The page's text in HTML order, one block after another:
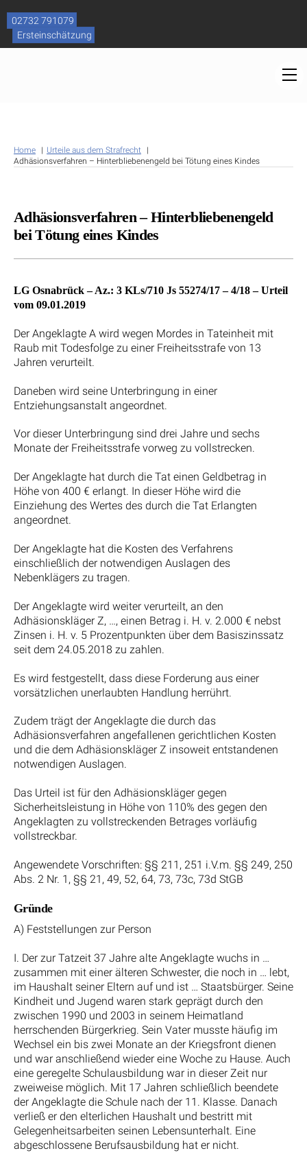
content
02732 791079
Ersteinschätzung
Home
Urteile aus dem Strafrecht
Adhäsionsverfahren – Hinterbliebenengeld bei Tötung eines Kindes
Adhäsionsverfahren – Hinterbliebenengeld
bei Tötung eines Kindes
LG Osnabrück – Az.: 3 KLs/710 Js 55274/17 – 4/18 – Urteil
vom 09.01.2019
Der Angeklagte A wird wegen Mordes in Tateinheit mit
Raub mit Todesfolge zu einer Freiheitsstrafe von 13
Jahren verurteilt.
Daneben wird seine Unterbringung in einer
Entziehungsanstalt angeordnet.
Vor dieser Unterbringung sind drei Jahre und sechs
Monate der Freiheitsstrafe vorweg zu vollstrecken.
Der Angeklagte hat durch die Tat einen Geldbetrag in
Höhe von 400 € erlangt. In dieser Höhe wird die
Einziehung des Wertes des durch die Tat Erlangten
angeordnet.
Der Angeklagte hat die Kosten des Verfahrens
einschließlich der notwendigen Auslagen des
Nebenklägers zu tragen.
Der Angeklagte wird weiter verurteilt, an den
Adhäsionskläger Z, …, einen Betrag i. H. v. 2.000 € nebst
Zinsen i. H. v. 5 Prozentpunkten über dem Basiszinssatz
seit dem 24.05.2018 zu zahlen.
Es wird festgestellt, dass diese Forderung aus einer
vorsätzlichen unerlaubten Handlung herrührt.
Zudem trägt der Angeklagte die durch das
Adhäsionsverfahren angefallenen gerichtlichen Kosten
und die dem Adhäsionskläger Z insoweit entstandenen
notwendigen Auslagen.
Das Urteil ist für den Adhäsionskläger gegen
Sicherheitsleistung in Höhe von 110% des gegen den
Angeklagten zu vollstreckenden Betrages vorläufig
vollstreckbar.
Angewendete Vorschriften: §§ 211, 251 i.V.m. §§ 249, 250
Abs. 2 Nr. 1, §§ 21, 49, 52, 64, 73, 73c, 73d StGB
Gründe
A) Feststellungen zur Person
I. Der zur Tatzeit 37 Jahre alte Angeklagte wuchs in …
zusammen mit einer älteren Schwester, die noch in … lebt,
im Haushalt seiner Eltern auf und ist … Staatsbürger. Seine
Kindheit und Jugend waren stark geprägt durch den
zwischen 1990 und 2003 in seinem Heimatland
herrschenden Bürgerkrieg. Sein Vater musste häufig im
Wechsel ein bis zwei Monate an der Kriegsfront dienen
und war anschließend wieder eine Woche zu Hause. Auch
eine geregelte Schulausbildung war in dieser Zeit nur
zweiweise möglich. Mit 17 Jahren schließlich beendete
der Angeklagte die Schule nach der 11. Klasse. Danach
verließ er den elterlichen Haushalt und bestritt mit
Gelegenheitsarbeiten seinen Lebensunterhalt. Eine
abgeschlossene Berufsausbildung hat er nicht.